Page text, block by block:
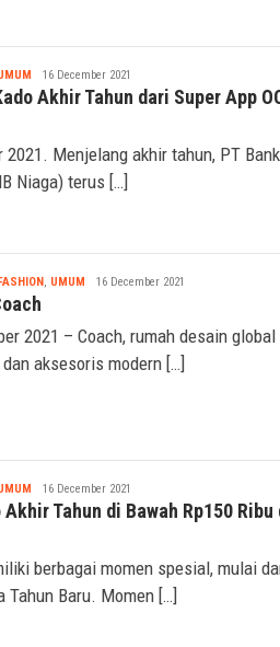
Nabila
16 December 2021
Akhir Tahun dari Super App
2021. Menjelang akhir tahun, PT Bank
Niaga) terus […]
UMUM Nabila
16 December 2021
2021 – Coach, rumah desain global
aksesoris modern […]
Nabila
16 December 2021
Tahun di Bawah Rp150 Ribu
berbagai momen spesial, mulai
Tahun Baru. Momen […]